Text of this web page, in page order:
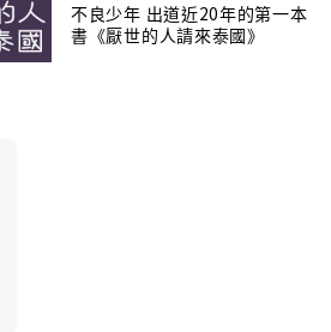
在地的聲音說出土地動人的故
去聽見臺灣的美好！
不良少年 出道近20年的第一本
書《厭世的人請來泰國》